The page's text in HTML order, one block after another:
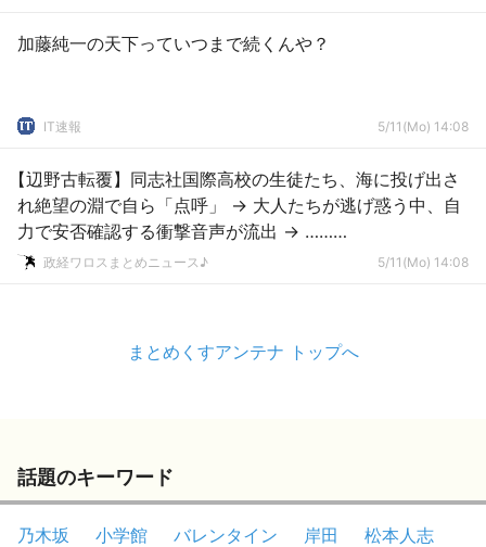
加藤純一の天下っていつまで続くんや？
IT速報 5/11(Mo) 14:08
【辺野古転覆】同志社国際高校の生徒たち、海に投げ出さ
れ絶望の淵で自ら「点呼」 → 大人たちが逃げ惑う中、自
力で安否確認する衝撃音声が流出 → ………
政経ワロスまとめニュース♪ 5/11(Mo) 14:08
まとめくすアンテナ トップへ
話題のキーワード
乃木坂 小学館 バレンタイン 岸田
松本人志